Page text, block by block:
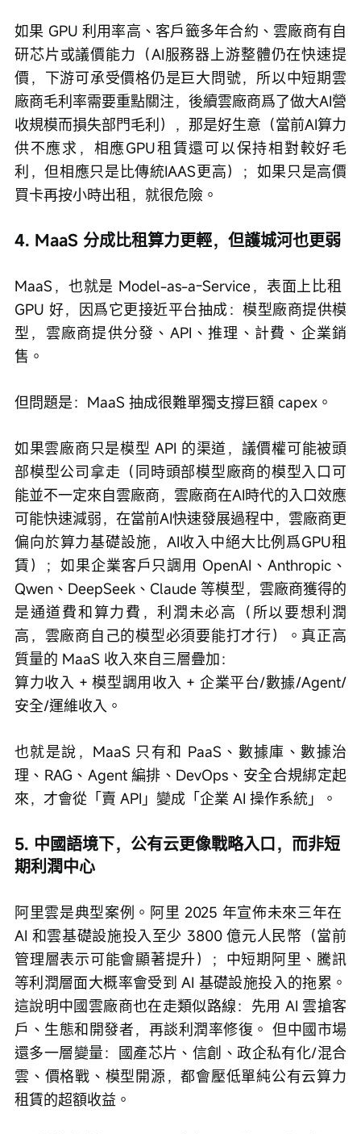
如果 GPU 利用率高、客戶籤多年合約、雲廠商有自
研芯片或議價能力（AI服務器上游整體仍在快速提
價，下游可承受價格仍是巨大問號，所以中短期雲
廠商毛利率需要重點關注，後續雲廠商爲了做大AI營
收規模而損失部門毛利），那是好生意（當前AI算力
供不應求，相應GPU租賃還可以保持相對較好毛
利，但相應只是比傳統IAAS更高）；如果只是高價
買卡再按小時出租，就很危險。
4. MaaS 分成比租算力更輕，但護城河也更弱
MaaS，也就是 Model-as-a-Service，表面上比租
GPU 好，因爲它更接近平台抽成：模型廠商提供模
型，雲廠商提供分發、API、推理、計費、企業銷
售。
但問題是：MaaS 抽成很難單獨支撐巨額 capex。
如果雲廠商只是模型 API 的渠道，議價權可能被頭
部模型公司拿走（同時頭部模型廠商的模型入口可
能並不一定來自雲廠商，雲廠商在AI時代的入口效應
可能快速減弱，在當前AI快速發展過程中，雲廠商更
偏向於算力基礎設施，AI收入中絕大比例爲GPU租
賃）；如果企業客戶只調用 OpenAI、Anthropic、
Qwen、DeepSeek、Claude 等模型，雲廠商獲得的
是通道費和算力費，利潤未必高（所以要想利潤
高，雲廠商自己的模型必須要能打才行）。真正高
質量的 MaaS 收入來自三層疊加：
算力收入 + 模型調用收入 + 企業平台/數據/Agent/
安全/運維收入。
也就是說，MaaS 只有和 PaaS、數據庫、數據治
理、RAG、Agent 編排、DevOps、安全合規綁定起
來，才會從「賣 API」變成「企業 AI 操作系統」。
5. 中國語境下，公有云更像戰略入口，而非短
期利潤中心
阿里雲是典型案例。阿里 2025 年宣佈未來三年在
AI 和雲基礎設施投入至少 3800 億元人民幣（當前
管理層表示可能會顯著提升）；中短期阿里、騰訊
等利潤層面大概率會受到 AI 基礎設施投入的拖累。
這說明中國雲廠商也在走類似路線：先用 AI 雲搶客
戶、生態和開發者，再談利潤率修復。 但中國市場
還多一層變量：國產芯片、信創、政企私有化/混合
雲、價格戰、模型開源，都會壓低單純公有云算力
租賃的超額收益。